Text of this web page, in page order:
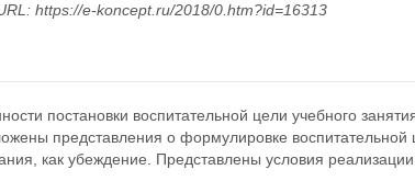
https://e-koncept.ru/2018/0.htm?id=16313
постановки воспитательной цели учебного
представления о формулировке воспитательной
как убеждение. Представлены условия